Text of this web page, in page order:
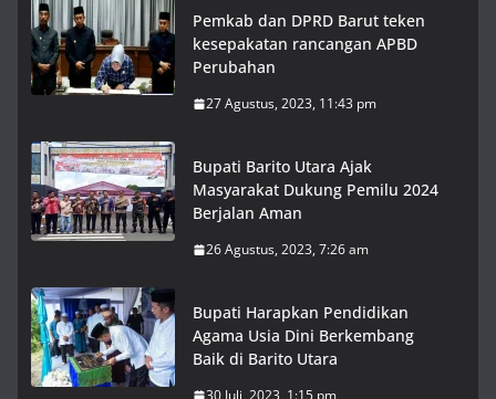
Pemkab dan DPRD Barut teken
kesepakatan rancangan APBD
Perubahan
27 Agustus, 2023, 11:43 pm
Bupati Barito Utara Ajak
Masyarakat Dukung Pemilu 2024
Berjalan Aman
26 Agustus, 2023, 7:26 am
Bupati Harapkan Pendidikan
Agama Usia Dini Berkembang
Baik di Barito Utara